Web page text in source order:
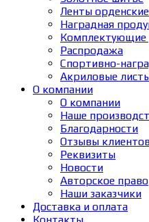
Ленты орденские
Наградная
Комплектующие
Распродажа
Спортивно-
Акриловые
О компании
О компании
Наше
Благодарности
Отзывы
Реквизиты
Новости
Авторское право
Наши заказчики
Доставка и оплата